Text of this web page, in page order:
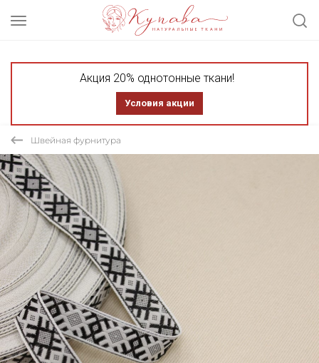
Акция 20% однотонные ткани!
Условия акции
Швейная фурнитура